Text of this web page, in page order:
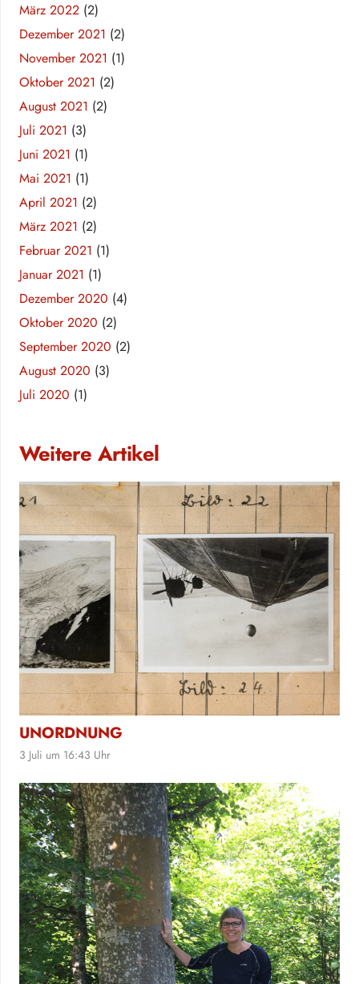
März 2022 (2)
Dezember 2021 (2)
November 2021 (1)
Oktober 2021 (2)
August 2021 (2)
Juli 2021 (3)
Juni 2021 (1)
Mai 2021 (1)
April 2021 (2)
März 2021 (2)
Februar 2021 (1)
Januar 2021 (1)
Dezember 2020 (4)
Oktober 2020 (2)
September 2020 (2)
August 2020 (3)
Juli 2020 (1)
Weitere Artikel
UNORDNUNG
3 Juli um 16:43 Uhr